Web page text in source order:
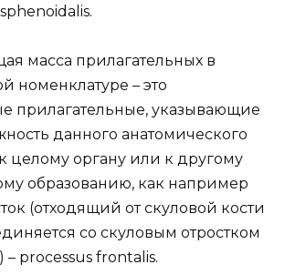
масса прилагательных в
номенклатуре – это
прилагательные, указывающие
данного анатомического
целому органу или к другому
образованию, как например
(отходящий от скуловой кости
со скуловым отростком
– processus frontalis.